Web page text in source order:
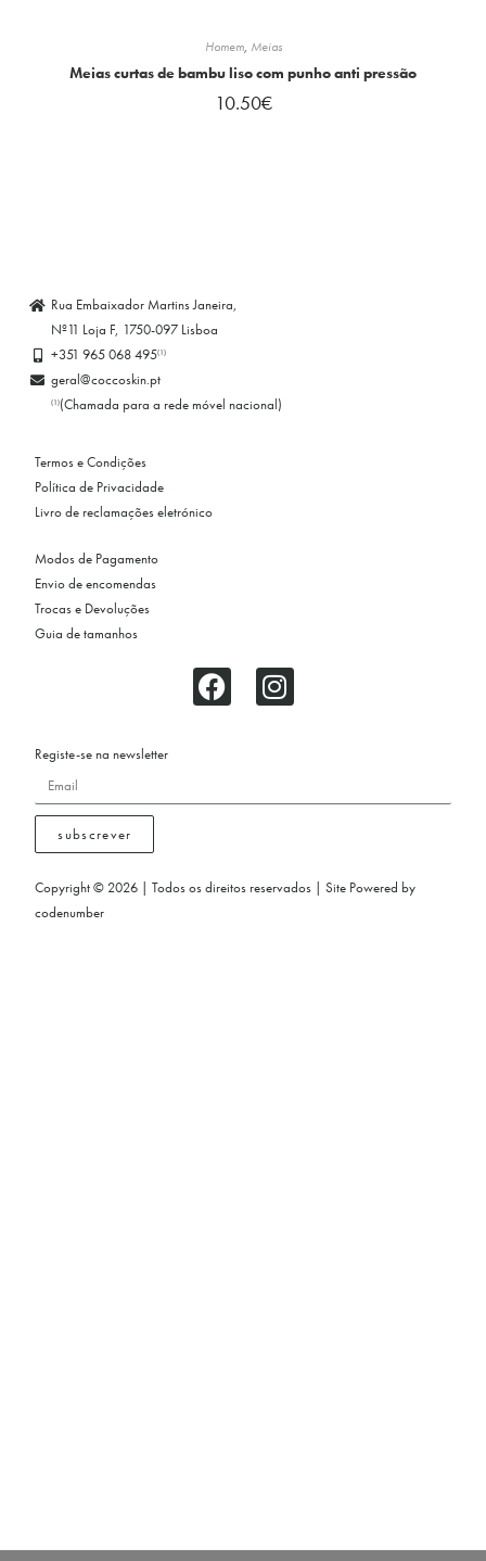
Homem, Meias
Meias curtas de bambu liso com punho anti pressão
10.50€
Rua Embaixador Martins Janeira,
Nº11 Loja F, 1750-097 Lisboa
+351 965 068 495(1)
geral@coccoskin.pt
(1)(Chamada para a rede móvel nacional)
Termos e Condições
Política de Privacidade
Livro de reclamações eletrónico
Modos de Pagamento
Envio de encomendas
Trocas e Devoluções
Guia de tamanhos
Registe-se na newsletter
subscrever
Copyright © 2026 | Todos os direitos reservados | Site Powered by
codenumber